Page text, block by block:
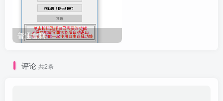
普通雷刺
评论 共2条